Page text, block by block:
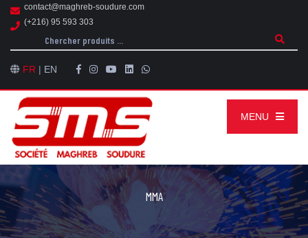
contact@maghreb-soudure.com
(+216) 95 593 303
FR | EN
MENU
MMA